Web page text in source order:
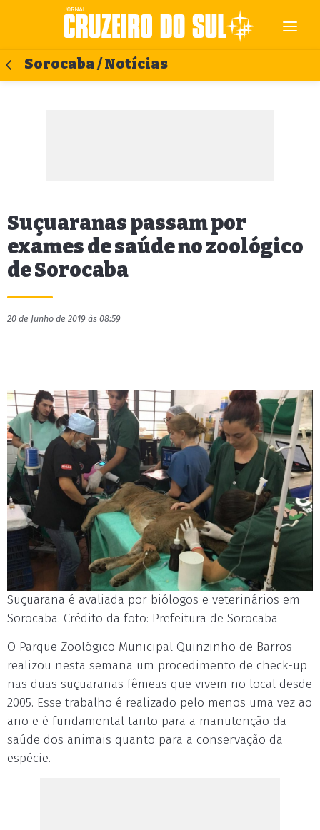
Sorocaba / Notícias
Suçuaranas passam por
exames de saúde no zoológico
de Sorocaba
20 de Junho de 2019 às 08:59
Suçuarana é avaliada por biólogos e veterinários em
Sorocaba. Crédito da foto: Prefeitura de Sorocaba
O Parque Zoológico Municipal Quinzinho de Barros
realizou nesta semana um procedimento de check-up
nas duas suçuaranas fêmeas que vivem no local desde
2005. Esse trabalho é realizado pelo menos uma vez ao
ano e é fundamental tanto para a manutenção da
saúde dos animais quanto para a conservação da
espécie.